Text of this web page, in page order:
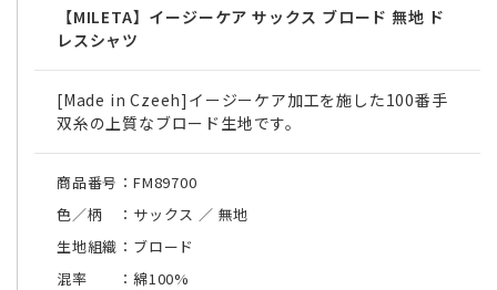
【MILETA】イージーケア サックス ブロード 無地 ド
レスシャツ
[Made in Czeeh]イージーケア加工を施した100番手
双糸の上質なブロード生地です。
商品番号：FM89700
色／柄 ：サックス ／ 無地
生地組織：ブロード
混率 ：綿100%